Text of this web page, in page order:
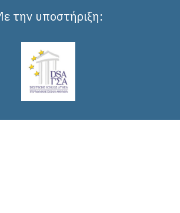
την υποστήριξη: